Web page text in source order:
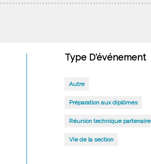
Type D'événement
Autre
Préparation aux diplômes
Réunion technique partenaire
Vie de la section